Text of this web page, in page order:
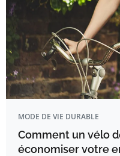
MODE DE VIE DURABLE
Comment un vélo
économiser votre